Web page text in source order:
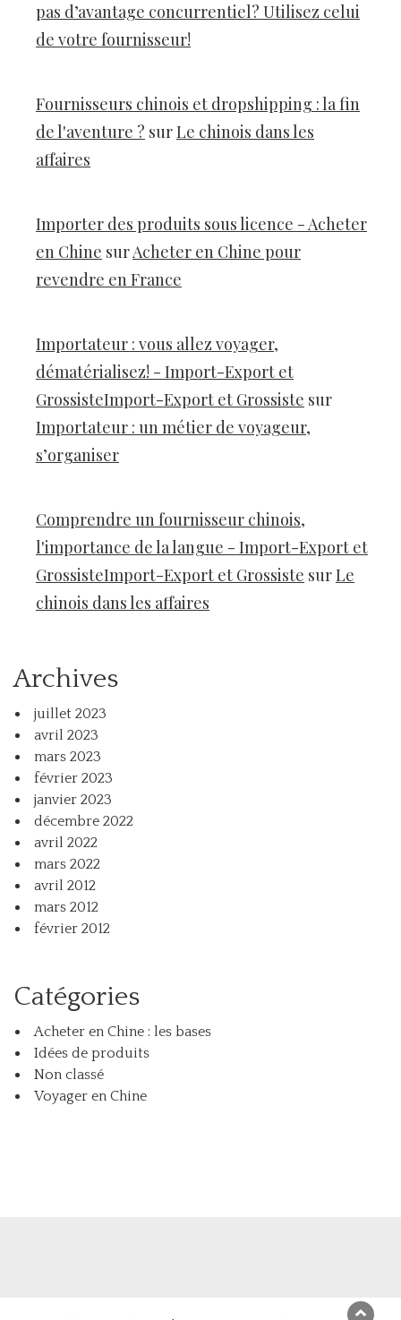
pas d’avantage concurrentiel? Utilisez celui
de votre fournisseur!
Fournisseurs chinois et dropshipping : la fin
de l'aventure ? surLe chinois dans les
affaires
Importer des produits sous licence - Acheter
en Chine surAcheter en Chine pour
revendre en France
Importateur : vous allez voyager,
dématérialisez! - Import-Export et
GrossisteImport-Export et Grossiste sur
Importateur : un métier de voyageur,
s’organiser
Comprendre un fournisseur chinois,
l'importance de la langue - Import-Export et
GrossisteImport-Export et Grossiste surLe
chinois dans les affaires
Archives
juillet 2023
avril 2023
mars 2023
février 2023
janvier 2023
décembre 2022
avril 2022
mars 2022
avril 2012
mars 2012
février 2012
Catégories
Acheter en Chine : les bases
Idées de produits
Non classé
Voyager en Chine